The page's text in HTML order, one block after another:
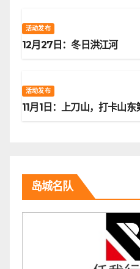
活动发布
12月27日：冬日洪江河
活动发布
11月1日：上刀山，打卡山东
岛城名队